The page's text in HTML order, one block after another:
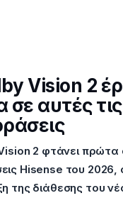
Vision 2
σε αυτές τις
2 φτάνει πρώτα
Hisense του
της διάθεσης του